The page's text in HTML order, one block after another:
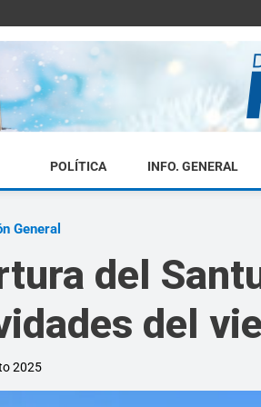
POLÍTICA INFO. GENERAL
General
del
del
2025